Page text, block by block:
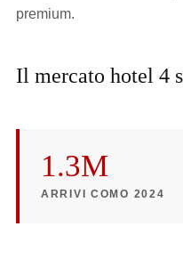
premium.
Il mercato hotel 4
1.3M
ARRIVI COMO 2024